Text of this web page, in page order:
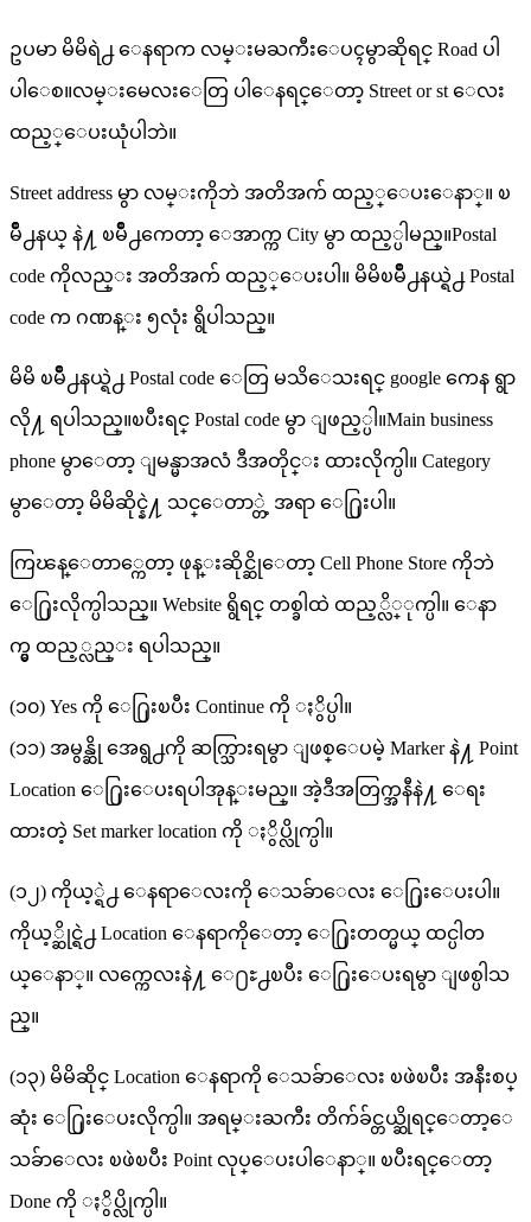
ဥပမာ မိမိရဲ႕ ေနရာက လမ္းမႀကီးေပၚမွာဆိုရင္ Road ပါ
ပါေစ။လမ္းမေလးေတြ ပါေနရင္ေတာ့ Street or st ေလး
ထည့္ေပးယုံပါဘဲ။
Street address မွာ လမ္းကိုဘဲ အတိအက် ထည့္ေပးေနာ္။ ၿ
မိဳ႕နယ္ နဲ႔ ၿမိဳ႕ကေတာ့ ေအာက္က City မွာ ထည့္ပါမည္။Postal
code ကိုလည္း အတိအက် ထည့္ေပးပါ။ မိမိၿမိဳ႕နယ္ရဲ႕ Postal
code က ဂဏန္း ၅လုံး ရွိပါသည္။
မိမိ ၿမိဳ႕နယ္ရဲ႕ Postal code ေတြ မသိေသးရင္ google ကေန ရွာ
လို႔ ရပါသည္။ၿပီးရင္ Postal code မွာ ျဖည့္ပါ။Main business
phone မွာေတာ့ ျမန္မာအလံ ဒီအတိုင္း ထားလိုက္ပါ။ Category
မွာေတာ့ မိမိဆိုင္နဲ႔ သင္ေတာ္တဲ့ အရာ ေ႐ြးပါ။
ကြၽန္ေတာ္ကေတာ့ ဖုန္းဆိုင္ဆိုေတာ့ Cell Phone Store ကိုဘဲ
ေ႐ြးလိုက္ပါသည္။ Website ရွိရင္ တစ္ခါထဲ ထည့္လိ္ုက္ပါ။ ေနာ
က္မွ ထည့္လည္း ရပါသည္။
(၁၀) Yes ကို ေ႐ြးၿပီး Continue ကို ႏွိပ္ပါ။
(၁၁) အမွန္ဆို အေရွ႕ကို ဆက္သြားရမွာ ျဖစ္ေပမဲ့ Marker နဲ႔ Point
Location ေ႐ြးေပးရပါအုန္းမည္။ အဲ့ဒီအတြက္အနီနဲ႔ ေရး
ထားတဲ့ Set marker location ကို ႏွိပ္လိုက္ပါ။
(၁၂) ကိုယ့္ရဲ႕ ေနရာေလးကို ေသခ်ာေလး ေ႐ြးေပးပါ။
ကိုယ့္ဆိုင္ရဲ႕ Location ေနရာကိုေတာ့ ေ႐ြးတတ္မယ္ ထင္ပါတ
ယ္ေနာ္။ လက္ကေလးနဲ႔ ေ႐ႊ႕ၿပီး ေ႐ြးေပးရမွာ ျဖစ္ပါသ
ည္။
(၁၃) မိမိဆိုင္ Location ေနရာကို ေသခ်ာေလး ၿဖဲၿပီး အနီးစပ္
ဆုံး ေ႐ြးေပးလိုက္ပါ။ အရမ္းႀကီး တိက်ခ်င္တယ္ဆိုရင္ေတာ့ေ
သခ်ာေလး ၿဖဲၿပီး Point လုပ္ေပးပါေနာ္။ ၿပီးရင္ေတာ့
Done ကို ႏွိပ္လိုက္ပါ။